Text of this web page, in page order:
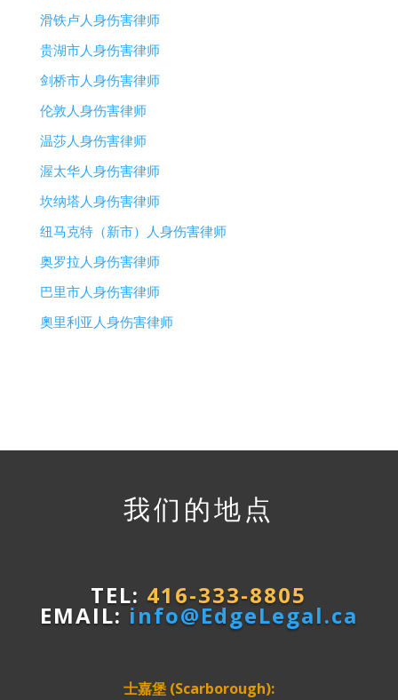
滑铁卢人身伤害律师
贵湖市人身伤害律师
剑桥市人身伤害律师
伦敦人身伤害律师
温莎人身伤害律师
渥太华人身伤害律师
坎纳塔人身伤害律师
纽马克特（新市）人身伤害律师
奥罗拉人身伤害律师
巴里市人身伤害律师
奧里利亚人身伤害律师
我们的地点
TEL: 416-333-8805
EMAIL: info@EdgeLegal.ca
士嘉堡 (Scarborough):